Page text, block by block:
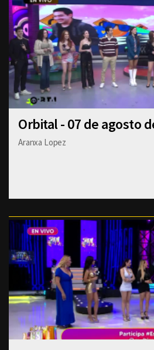
Orbital - 07 de agosto
Aranxa Lopez